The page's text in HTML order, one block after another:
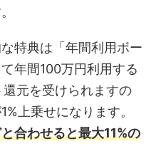
特典は「年間利用ボー
年間100万円利用する
元を受けられますの
上乗せになります。
合わせると最大11%の